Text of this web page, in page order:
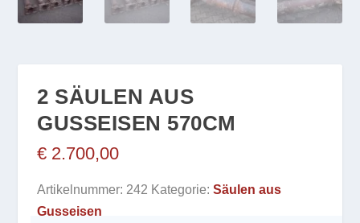
2 SÄULEN AUS
GUSSEISEN 570CM
€ 2.700,00
Artikelnummer: 242 Kategorie:Säulen aus
Gusseisen